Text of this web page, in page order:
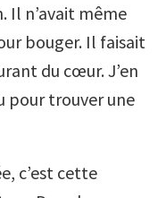
Il n’avait même
bouger. Il faisait
du cœur. J’en
pour trouver une
c’est cette